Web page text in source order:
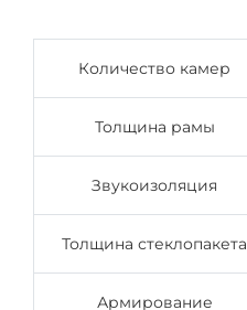
Количество камер
Толщина рамы
Звукоизоляция
Толщина стеклопакета
Армирование